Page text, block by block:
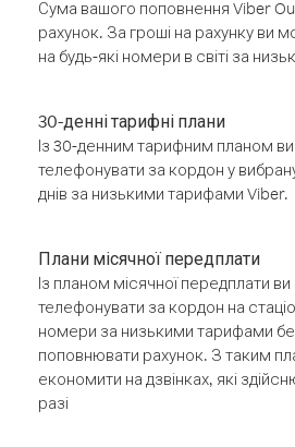
Сума вашого поповнення Viber
рахунок. За гроші на рахунку ви
на будь-які номери в світі за
30-денні тарифні плани
Із 30-денним тарифним планом
телефонувати за кордон у
днів за низькими тарифами Viber.
Плани місячної передплати
Із планом місячної передплати
телефонувати за кордон на
номери за низькими тарифами
поповнювати рахунок. З таким
економити на дзвінках, які
разі